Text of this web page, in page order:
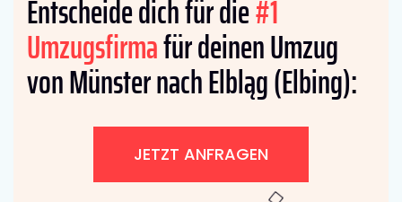
Entscheide dich für die#1
Umzugsfirmafür deinen Umzug
von Münster nach Elbląg (Elbing):
JETZT ANFRAGEN